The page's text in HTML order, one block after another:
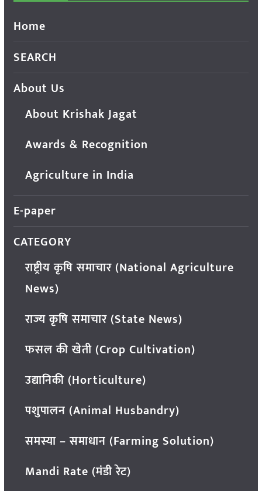
Home
SEARCH
About Us
About Krishak Jagat
Awards & Recognition
Agriculture in India
E-paper
CATEGORY
राष्ट्रीय कृषि समाचार (National Agriculture
News)
राज्य कृषि समाचार (State News)
फसल की खेती (Crop Cultivation)
उद्यानिकी (Horticulture)
पशुपालन (Animal Husbandry)
समस्या – समाधान (Farming Solution)
Mandi Rate (मंडी रेट)